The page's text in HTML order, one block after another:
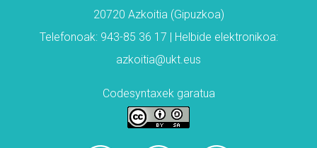
20720 Azkoitia (Gipuzkoa)
Telefonoak: 943-85 36 17 | Helbide elektronikoa:
azkoitia@ukt.eus
Codesyntaxek garatua